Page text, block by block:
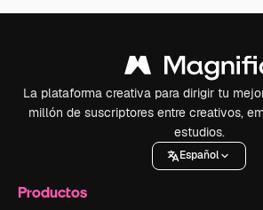
La plataforma creativa para dirigir tu
millón de suscriptores entre creativos,
estudios.
Español
Productos